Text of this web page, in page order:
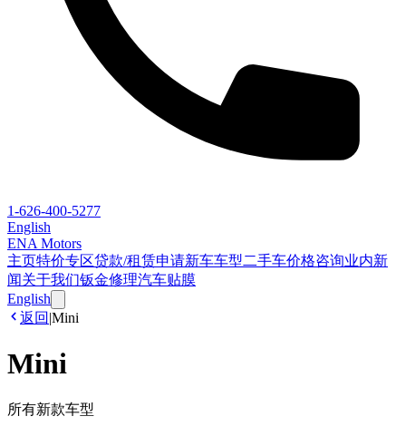
1-626-400-5277
English
ENA Motors
主页特价专区贷款/租赁申请新车车型二手车价格咨询业内新
闻关于我们钣金修理汽车贴膜
English
返回 |Mini
Mini
所有新款车型